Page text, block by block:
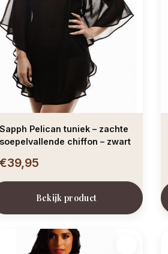
Sapph Pelican tuniek – zachte
soepelvallende chiffon – zwart
€39,95
Bekijk product